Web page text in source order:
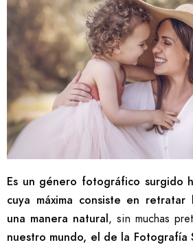
Es un género fotográfico surgido
cuya máxima consiste en
una manera natural, sin muchas
nuestro mundo, el de la Fotografía